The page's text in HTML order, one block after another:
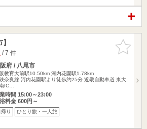
お気に入
りに追加
/ 7 件
府 / 八尾市
教育大前駅10.50km 河内花園駅1.78km
奈良線 河内花園駅より徒歩約25分 近畿自動車道 東大
IC…
時間 15:00～23:00
料金 600円～
帰り ひとり旅・一人旅